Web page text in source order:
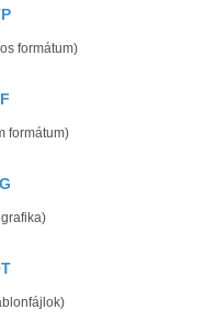
formátum)
formátum)